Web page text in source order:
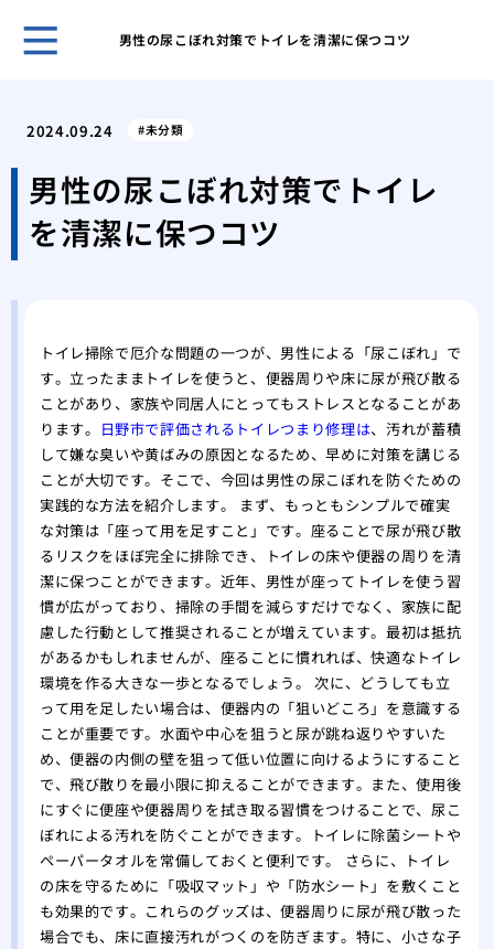
男性の尿こぼれ対策でトイレを清潔に保つコツ
高
2024.09.24 未分類
男性の尿こぼれ対策でトイレ
を清潔に保つコツ
トイレ掃除で厄介な問題の一つが、男性による「尿こぼれ」で
す。立ったままトイレを使うと、便器周りや床に尿が飛び散る
ことがあり、家族や同居人にとってもストレスとなることがあ
ります。 日野市で評価されるトイレつまり修理は、汚れが蓄積
して嫌な臭いや黄ばみの原因となるため、早めに対策を講じる
ことが大切です。そこで、今回は男性の尿こぼれを防ぐための
実践的な方法を紹介します。 まず、もっともシンプルで確実
な対策は「座って用を足すこと」です。座ることで尿が飛び散
るリスクをほぼ完全に排除でき、トイレの床や便器の周りを清
潔に保つことができます。近年、男性が座ってトイレを使う習
慣が広がっており、掃除の手間を減らすだけでなく、家族に配
慮した行動として推奨されることが増えています。最初は抵抗
があるかもしれませんが、座ることに慣れれば、快適なトイレ
環境を作る大きな一歩となるでしょう。 次に、どうしても立
って用を足したい場合は、便器内の「狙いどころ」を意識する
ことが重要です。水面や中心を狙うと尿が跳ね返りやすいた
め、便器の内側の壁を狙って低い位置に向けるようにすること
で、飛び散りを最小限に抑えることができます。また、使用後
にすぐに便座や便器周りを拭き取る習慣をつけることで、尿こ
ぼれによる汚れを防ぐことができます。トイレに除菌シートや
ペーパータオルを常備しておくと便利です。 さらに、トイレ
の床を守るために「吸収マット」や「防水シート」を敷くこと
も効果的です。これらのグッズは、便器周りに尿が飛び散った
場合でも、床に直接汚れがつくのを防ぎます。特に、小さな子